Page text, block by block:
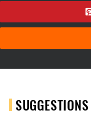
SUGGESTIONS